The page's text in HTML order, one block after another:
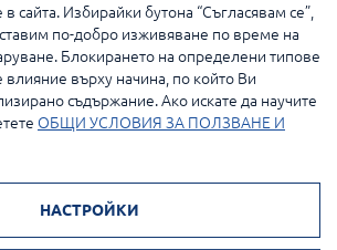
Начини на плащане:
сайта. Избирайки бутона “Съгласявам се”,
по-добро изживяване по време на
Блокирането на определени типове
върху начина, по който Ви
съдържание. Ако искате да научите
ОБЩИ УСЛОВИЯ ЗА ПОЛЗВАНЕ И
НАСТРОЙКИ